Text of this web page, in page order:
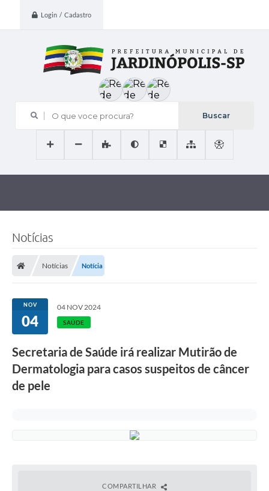
Login / Cadastro
O que voce procura?
Notícias
Notícias Notícia
NOV
04
04 NOV 2024
SAÚDE
Secretaria de Saúde irá realizar Mutirão de
Dermatologia para casos suspeitos de câncer
de pele
COMPARTILHAR